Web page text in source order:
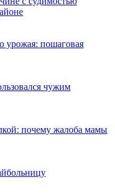
урожая: пошаговая
чужим
почему жалоба мамы